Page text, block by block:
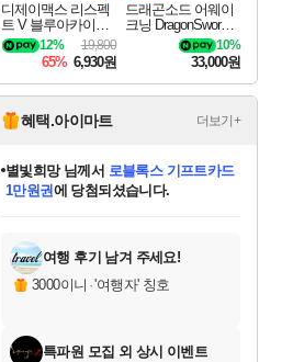
디제이맥스 리스펙
트 V 블루아카이브
팩 DJMAX RESPE
CT V Blue Archive P
ack DLC
19,800
12%
65% 6,930원
드래곤소드 어웨이
크닝 DragonSword A
10%
33,000원
혜택.아이마트 더보기+
교환.
당첨되셨습니다.
당첨되셨습니다.
당첨되셨습니다.
별빛희망님께서 로블록스 기프트카드
1만원권에 당첨되셨습니다.
당첨되셨습니다.
당첨되셨습니다.
당첨되셨습니다.
당첨되셨습니다.
에디션 (스팀코드) 를 교환.
당첨되셨습니다.
여행 후기 남겨 주세요!
3000이니 ·'여행자' 칭호
특파원 모집 외 상시 이벤트